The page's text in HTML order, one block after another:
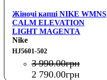
Жіночі капці NIKE WMNS
CALM ELEVATION
LIGHT MAGENTA
Nike
HJ5601-502
3 990.00грн
2 790.00грн